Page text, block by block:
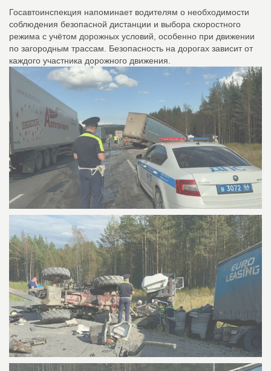
Госавтоинспекция напоминает водителям о необходимости
соблюдения безопасной дистанции и выбора скоростного
режима с учётом дорожных условий, особенно при движении
по загородным трассам. Безопасность на дорогах зависит от
каждого участника дорожного движения.